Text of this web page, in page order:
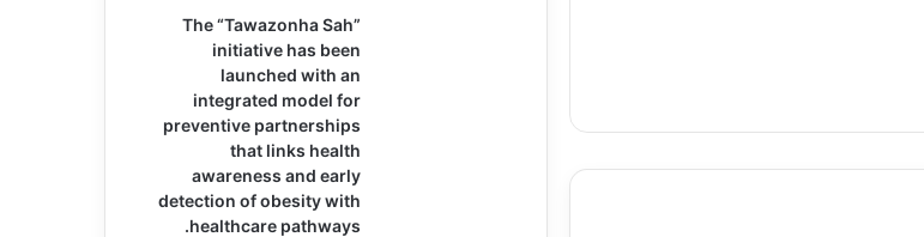
The “Tawazonha Sah”
initiative has been
launched with an
integrated model for
preventive partnerships
that links health
awareness and early
detection of obesity with
healthcare pathways.